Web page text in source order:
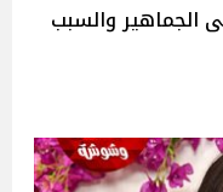
الجماهير والسبب